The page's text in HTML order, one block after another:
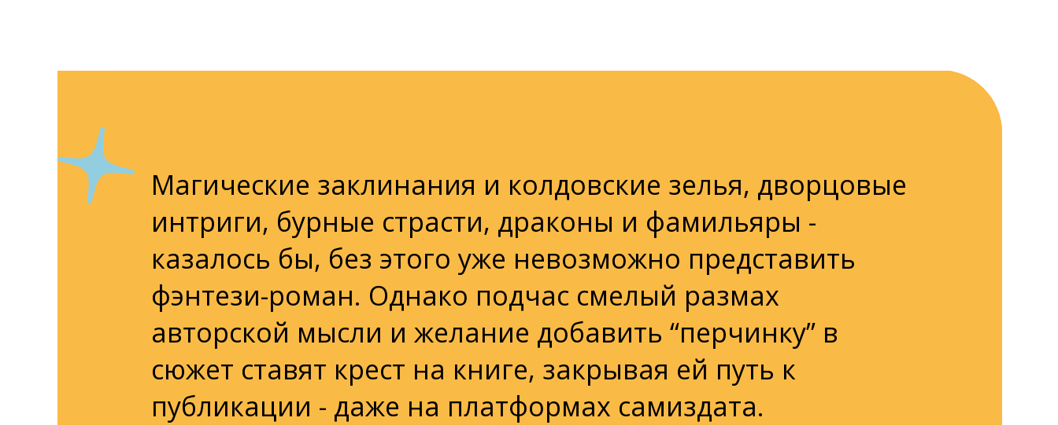
Магические заклинания и колдовские зелья, дворцовые
интриги, бурные страсти, драконы и фамильяры -
казалось бы, без этого уже невозможно представить
фэнтези-роман. Однако подчас смелый размах
авторской мысли и желание добавить “перчинку” в
сюжет ставят крест на книге, закрывая ей путь к
публикации - даже на платформах самиздата.